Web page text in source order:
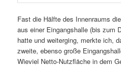
Fast die Hälfte des Innenraums
aus einer Eingangshalle (bis zum
hatte und weiterging, merkte ich,
zweite, ebenso große
Wieviel Netto-Nutzfläche in dem